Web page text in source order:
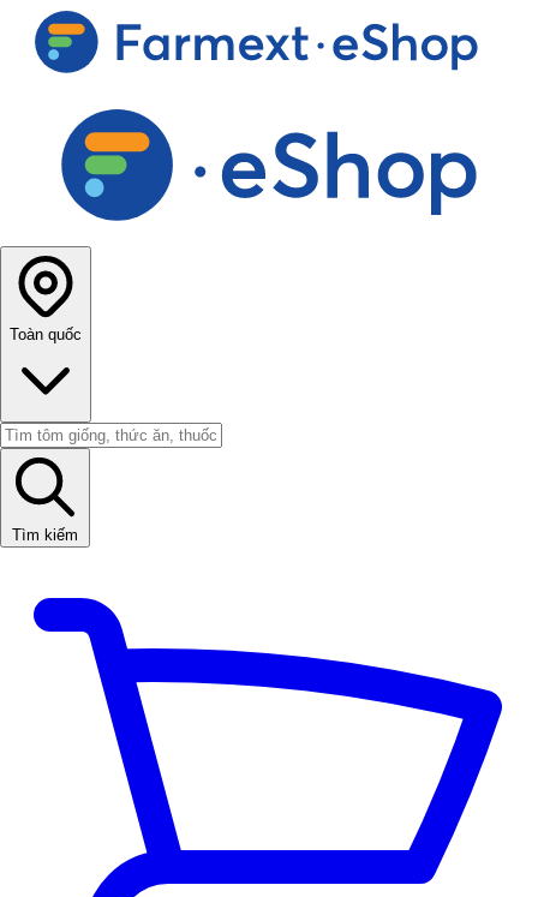
Toàn quốc
Tìm kiếm